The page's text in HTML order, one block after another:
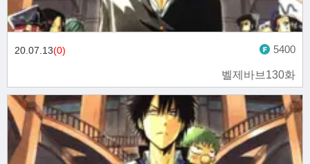
벨제바브130화
20.07.13(0) 5400